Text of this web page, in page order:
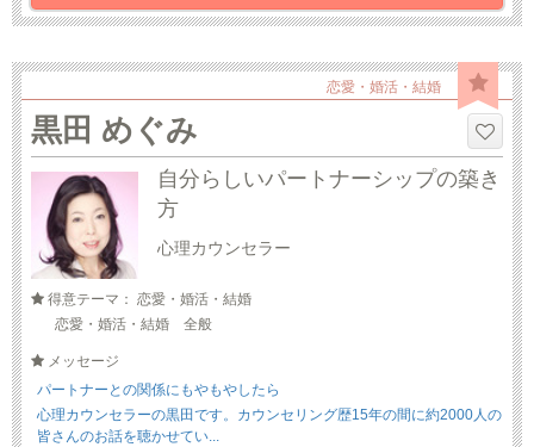
恋愛・婚活・結婚
黒田 めぐみ
自分らしいパートナーシップの築き
方
心理カウンセラー
得意テーマ： 恋愛・婚活・結婚
恋愛・婚活・結婚 全般
メッセージ
パートナーとの関係にもやもやしたら
心理カウンセラーの黒田です。カウンセリング歴15年の間に約2000人の
皆さんのお話を聴かせてい...